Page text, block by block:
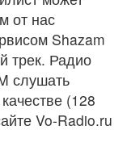
от нас
Shazam
трек. Радио
слушать
(128
Vo-Radio.ru